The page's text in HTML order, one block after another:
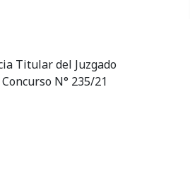
Titular del Juzgado
N° 235/21